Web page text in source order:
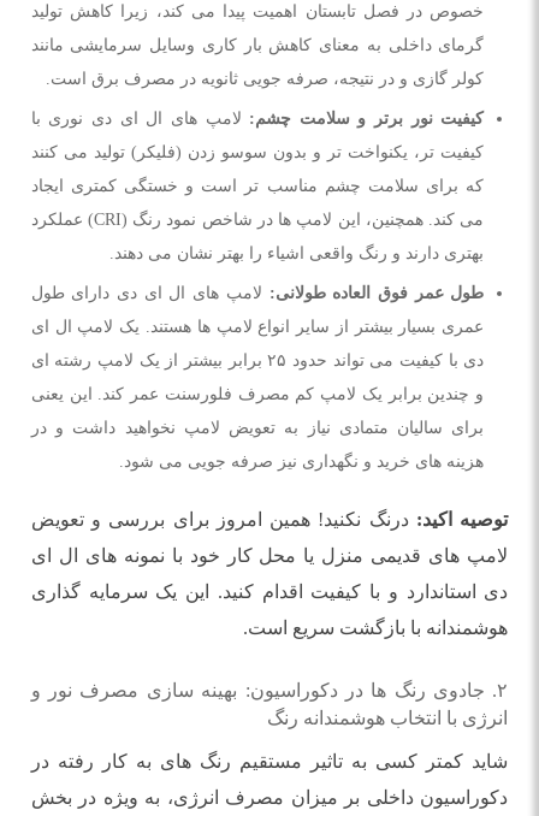
خصوص در فصل تابستان اهمیت پیدا می کند، زیرا کاهش تولید
گرمای داخلی به معنای کاهش بار کاری وسایل سرمایشی مانند
کولر گازی و در نتیجه، صرفه جویی ثانویه در مصرف برق است.
کیفیت نور برتر و سلامت چشم: لامپ های ال ای دی نوری با
کیفیت تر، یکنواخت تر و بدون سوسو زدن (فلیکر) تولید می کنند
که برای سلامت چشم مناسب تر است و خستگی کمتری ایجاد
می کند. همچنین، این لامپ ها در شاخص نمود رنگ (CRI) عملکرد
بهتری دارند و رنگ واقعی اشیاء را بهتر نشان می دهند.
طول عمر فوق العاده طولانی: لامپ های ال ای دی دارای طول
عمری بسیار بیشتر از سایر انواع لامپ ها هستند. یک لامپ ال ای
دی با کیفیت می تواند حدود ۲۵ برابر بیشتر از یک لامپ رشته ای
و چندین برابر یک لامپ کم مصرف فلورسنت عمر کند. این یعنی
برای سالیان متمادی نیاز به تعویض لامپ نخواهید داشت و در
هزینه های خرید و نگهداری نیز صرفه جویی می شود.
توصیه اکید: درنگ نکنید! همین امروز برای بررسی و تعویض
لامپ های قدیمی منزل یا محل کار خود با نمونه های ال ای
دی استاندارد و با کیفیت اقدام کنید. این یک سرمایه گذاری
هوشمندانه با بازگشت سریع است.
۲. جادوی رنگ ها در دکوراسیون: بهینه سازی مصرف نور و
انرژی با انتخاب هوشمندانه رنگ
شاید کمتر کسی به تاثیر مستقیم رنگ های به کار رفته در
دکوراسیون داخلی بر میزان مصرف انرژی، به ویژه در بخش